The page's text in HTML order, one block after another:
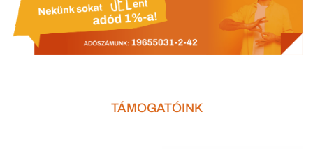
TÁMOGATÓINK